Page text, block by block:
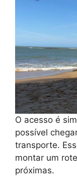
O acesso é
possível
transporte.
montar um
próximas.